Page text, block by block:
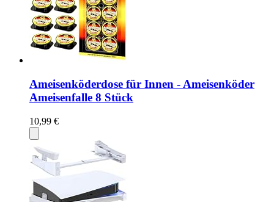
Ameisenköderdose für Innen - Ameisenköder
Ameisenfalle 8 Stück
10,99 €